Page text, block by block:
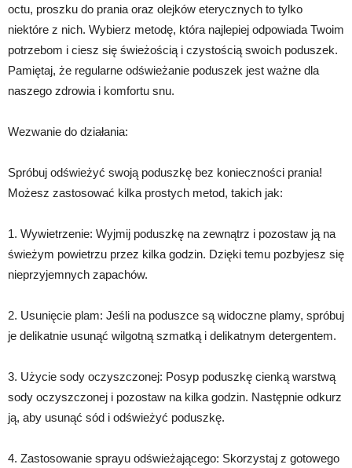
octu, proszku do prania oraz olejków eterycznych to tylko
niektóre z nich. Wybierz metodę, która najlepiej odpowiada Twoim
potrzebom i ciesz się świeżością i czystością swoich poduszek.
Pamiętaj, że regularne odświeżanie poduszek jest ważne dla
naszego zdrowia i komfortu snu.
Wezwanie do działania:
Spróbuj odświeżyć swoją poduszkę bez konieczności prania!
Możesz zastosować kilka prostych metod, takich jak:
1. Wywietrzenie: Wyjmij poduszkę na zewnątrz i pozostaw ją na
świeżym powietrzu przez kilka godzin. Dzięki temu pozbyjesz się
nieprzyjemnych zapachów.
2. Usunięcie plam: Jeśli na poduszce są widoczne plamy, spróbuj
je delikatnie usunąć wilgotną szmatką i delikatnym detergentem.
3. Użycie sody oczyszczonej: Posyp poduszkę cienką warstwą
sody oczyszczonej i pozostaw na kilka godzin. Następnie odkurz
ją, aby usunąć sód i odświeżyć poduszkę.
4. Zastosowanie sprayu odświeżającego: Skorzystaj z gotowego